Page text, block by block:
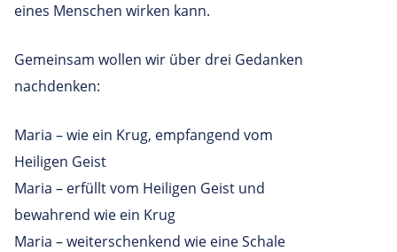
eines Menschen wirken kann.
Gemeinsam wollen wir über drei Gedanken
nachdenken:
Maria – wie ein Krug, empfangend vom
Heiligen Geist
Maria – erfüllt vom Heiligen Geist und
bewahrend wie ein Krug
Maria – weiterschenkend wie eine Schale